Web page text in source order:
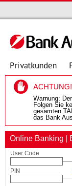
Privatkunden
ACHTUNG!
Warnung:
Folgen Sie
gesamten
das Bank
Online Banking |
User Code
PIN